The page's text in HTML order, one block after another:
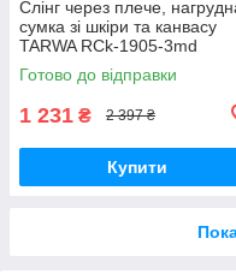
Слінг через плече,
сумка зі шкіри та канвасу
TARWA RCk-1905-3md
Готово до відправки
1 231 ₴ 2 397 ₴
Купити